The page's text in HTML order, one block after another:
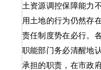
土资源调控保障能力
用土地的行为仍然存
责任制度势在必行。
职能部门务必清醒地
承担的职责，在市政